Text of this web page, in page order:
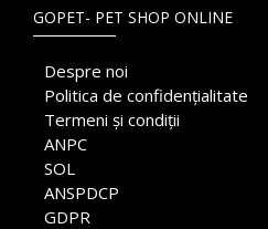
GOPET- PET SHOP ONLINE
Despre noi
Politica de confidențialitate
Termeni și condiții
ANPC
SOL
ANSPDCP
GDPR